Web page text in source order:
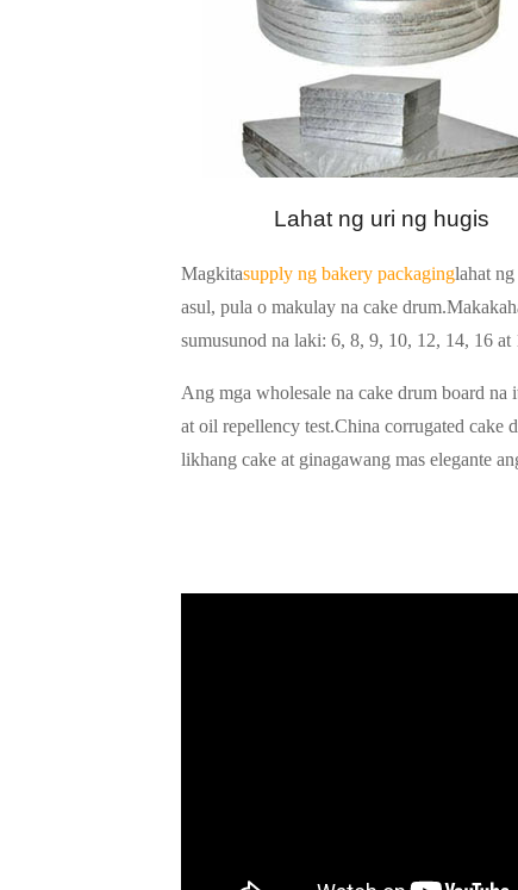
Lahat ng uri ng hugis
Magkitasupply ng bakery packaginglahat
asul, pula o makulay na cake
sumusunod na laki: 6, 8, 9, 10, 12, 14, 16
Ang mga wholesale na cake drum board na
at oil repellency test.China corrugated cake
likhang cake at ginagawang mas elegante